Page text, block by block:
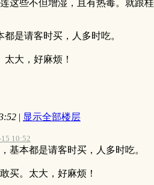
这些不但增湿，且有热毒。就跟
是请客时买，人多时吃。
大，好麻烦！
| 显示全部楼层
10:52
基本都是请客时买，人多时吃。
买。太大，好麻烦！